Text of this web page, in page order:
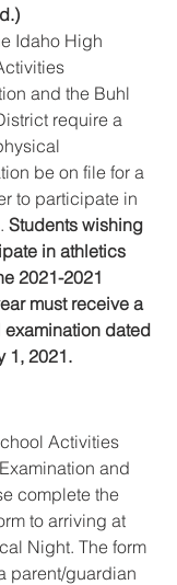
Idaho High
and the Buhl
require a
be on file for a
to participate in
Students wishing
in athletics
2021-2021
must receive a
dated
1, 2021.
Activities
and
complete the
to arriving at
Night. The form
parent/guardian